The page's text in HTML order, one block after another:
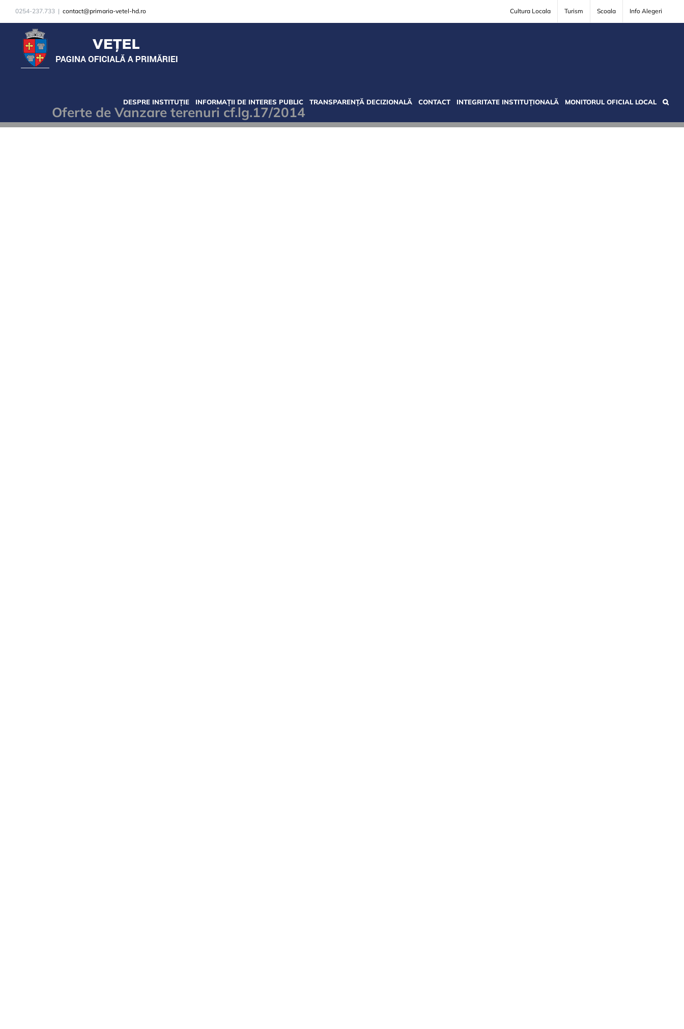
Skip
to
content
0254-237.733 | contact@primaria-vetel-hd.ro Cultura Locala Turism Scoala Info Alegeri
DESPRE INSTITUȚIE INFORMAȚII DE INTERES PUBLIC TRANSPARENȚĂ DECIZIONALĂ CONTACT INTEGRITATE INSTITUȚIONALĂ MONITORUL OFICIAL LOCAL
Oferte de Vanzare terenuri cf.lg.17/2014